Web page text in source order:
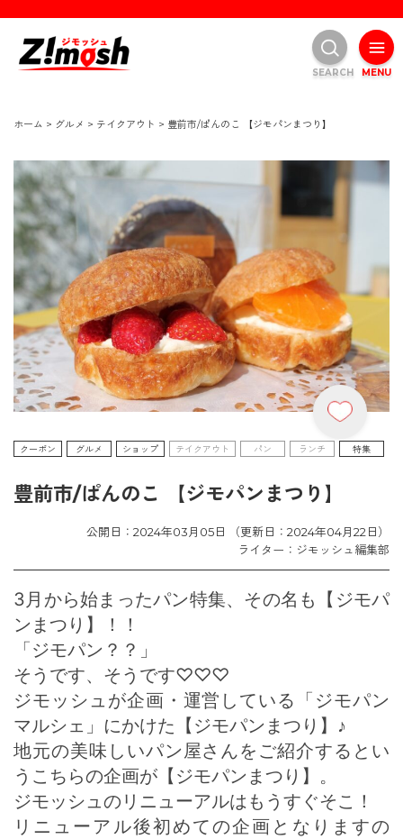
ホーム > グルメ > テイクアウト > 豊前市/ぱんのこ 【ジモパンまつり】
クーポン グルメ ショップ テイクアウト パン ランチ 特集
豊前市/ぱんのこ 【ジモパンまつり】
公開日：2024年03月05日 （更新日：2024年04月22日）
ライター：ジモッシュ編集部
3月から始まったパン特集、その名も【ジモパ
ンまつり】！！
「ジモパン？？」
そうです、そうです♡♡♡
ジモッシュが企画・運営している「ジモパン
マルシェ」にかけた【ジモパンまつり】♪
地元の美味しいパン屋さんをご紹介するとい
うこちらの企画が【ジモパンまつり】。
ジモッシュのリニューアルはもうすぐそこ！
リニューアル後初めての企画となりますの
MENU
SEARCH